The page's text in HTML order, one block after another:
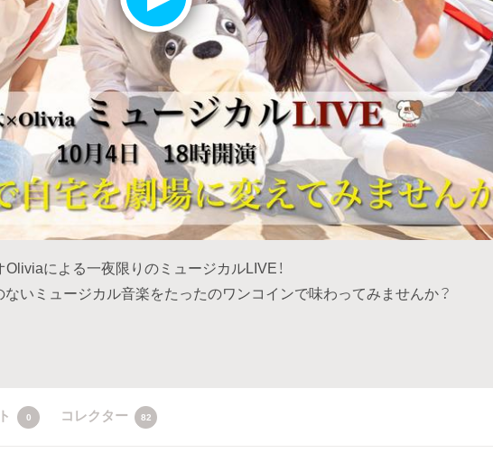
による一夜限りのミュージカルLIVE！
いミュージカル音楽をたったのワンコインで味わってみませんか？
0 コレクター 82